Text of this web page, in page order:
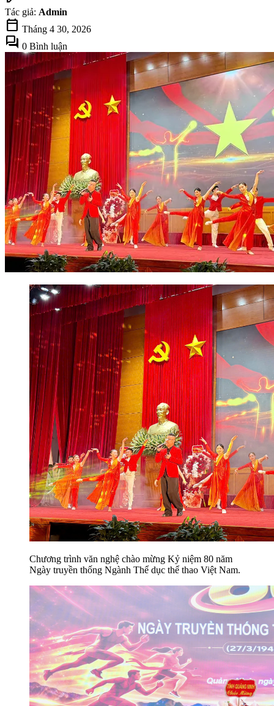
Tác giả: Admin
calendar_today Tháng 4 30, 2026
forum 0 Bình luận
Chương trình văn nghệ chào mừng Kỷ niệm 80 năm
Ngày truyền thống Ngành Thể dục thể thao Việt Nam.